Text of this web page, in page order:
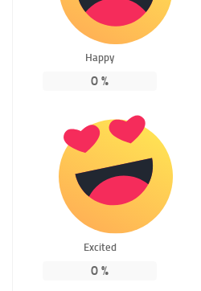
Happy
0 %
Excited
0 %